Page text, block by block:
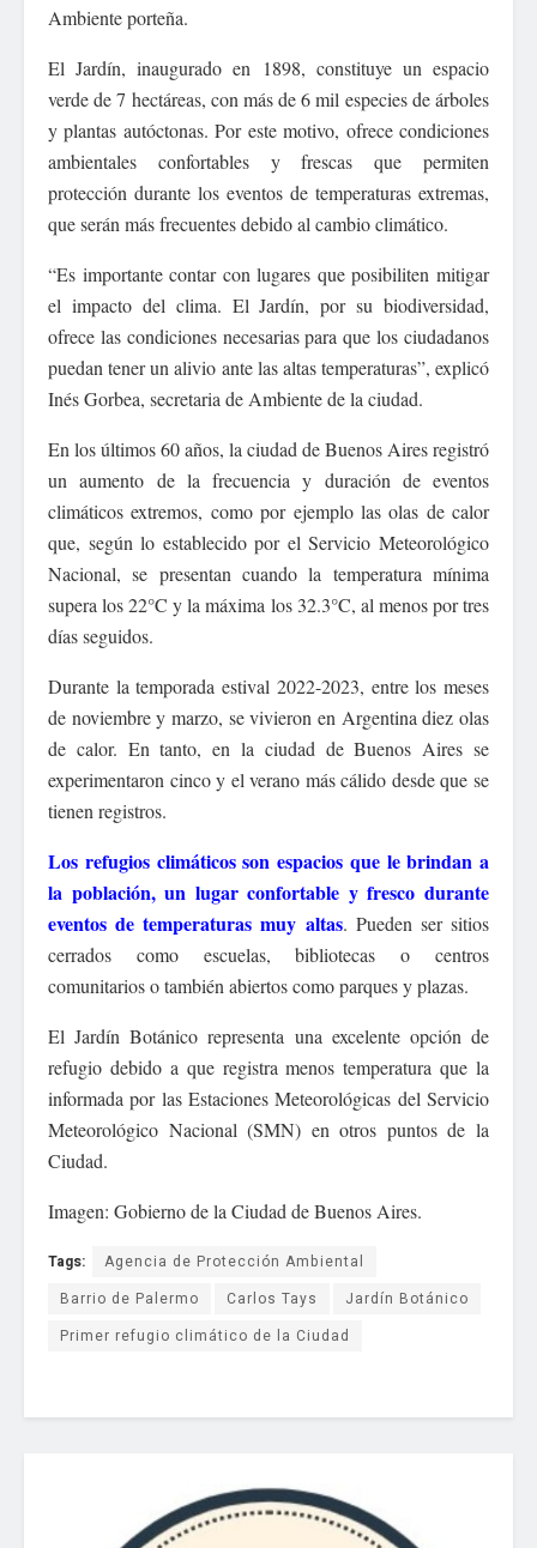
Ambiente porteña.
El Jardín, inaugurado en 1898, constituye un espacio
verde de 7 hectáreas, con más de 6 mil especies de árboles
y plantas autóctonas. Por este motivo, ofrece condiciones
ambientales confortables y frescas que permiten
protección durante los eventos de temperaturas extremas,
que serán más frecuentes debido al cambio climático.
“Es importante contar con lugares que posibiliten mitigar
el impacto del clima. El Jardín, por su biodiversidad,
ofrece las condiciones necesarias para que los ciudadanos
puedan tener un alivio ante las altas temperaturas”, explicó
Inés Gorbea, secretaria de Ambiente de la ciudad.
En los últimos 60 años, la ciudad de Buenos Aires registró
un aumento de la frecuencia y duración de eventos
climáticos extremos, como por ejemplo las olas de calor
que, según lo establecido por el Servicio Meteorológico
Nacional, se presentan cuando la temperatura mínima
supera los 22°C y la máxima los 32.3°C, al menos por tres
días seguidos.
Durante la temporada estival 2022-2023, entre los meses
de noviembre y marzo, se vivieron en Argentina diez olas
de calor. En tanto, en la ciudad de Buenos Aires se
experimentaron cinco y el verano más cálido desde que se
tienen registros.
Los refugios climáticos son espacios que le brindan a
la población, un lugar confortable y fresco durante
eventos de temperaturas muy altas. Pueden ser sitios
cerrados como escuelas, bibliotecas o centros
comunitarios o también abiertos como parques y plazas.
El Jardín Botánico representa una excelente opción de
refugio debido a que registra menos temperatura que la
informada por las Estaciones Meteorológicas del Servicio
Meteorológico Nacional (SMN) en otros puntos de la
Ciudad.
Imagen: Gobierno de la Ciudad de Buenos Aires.
Tags:
Agencia de Protección Ambiental
Barrio de Palermo
Carlos Tays
Jardín Botánico
Primer refugio climático de la Ciudad